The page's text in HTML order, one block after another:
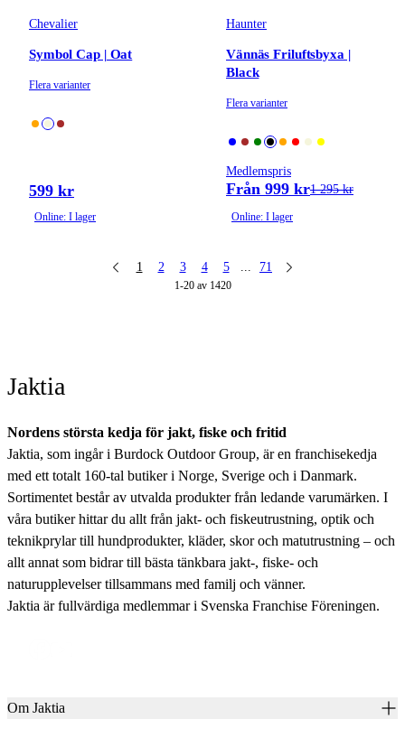
Chevalier
Symbol Cap | Oat
Flera varianter
599 kr
Online: I lager
Haunter
Vännäs Friluftsbyxa |
Black
Flera varianter
Medlemspris
Från 999 kr1 295 kr
Online: I lager
1 2 3 4 5 ... 71
1-20 av 1420
Jaktia
Nordens största kedja för jakt, fiske och fritid
Jaktia, som ingår i Burdock Outdoor Group, är en franchisekedja
med ett totalt 160-tal butiker i Norge, Sverige och i Danmark.
Sortimentet består av utvalda produkter från ledande varumärken. I
våra butiker hittar du allt från jakt- och fiskeutrustning, optik och
teknikprylar till hundprodukter, kläder, skor och matutrustning – och
allt annat som bidrar till bästa tänkbara jakt-, fiske- och
naturupplevelser tillsammans med familj och vänner.
Jaktia är fullvärdiga medlemmar i Svenska Franchise Föreningen.
Om Jaktia